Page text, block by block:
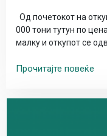
Од почетокот на
000 тони тутун по
малку и откупот се
Прочитајте повеќе